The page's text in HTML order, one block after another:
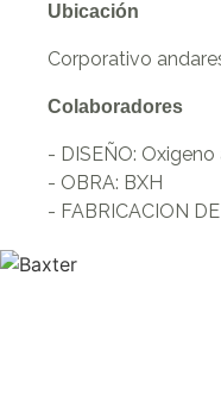
Ubicación
Corporativo
Colaboradores
- DISEÑO:
- OBRA: BXH
- FABRICACION